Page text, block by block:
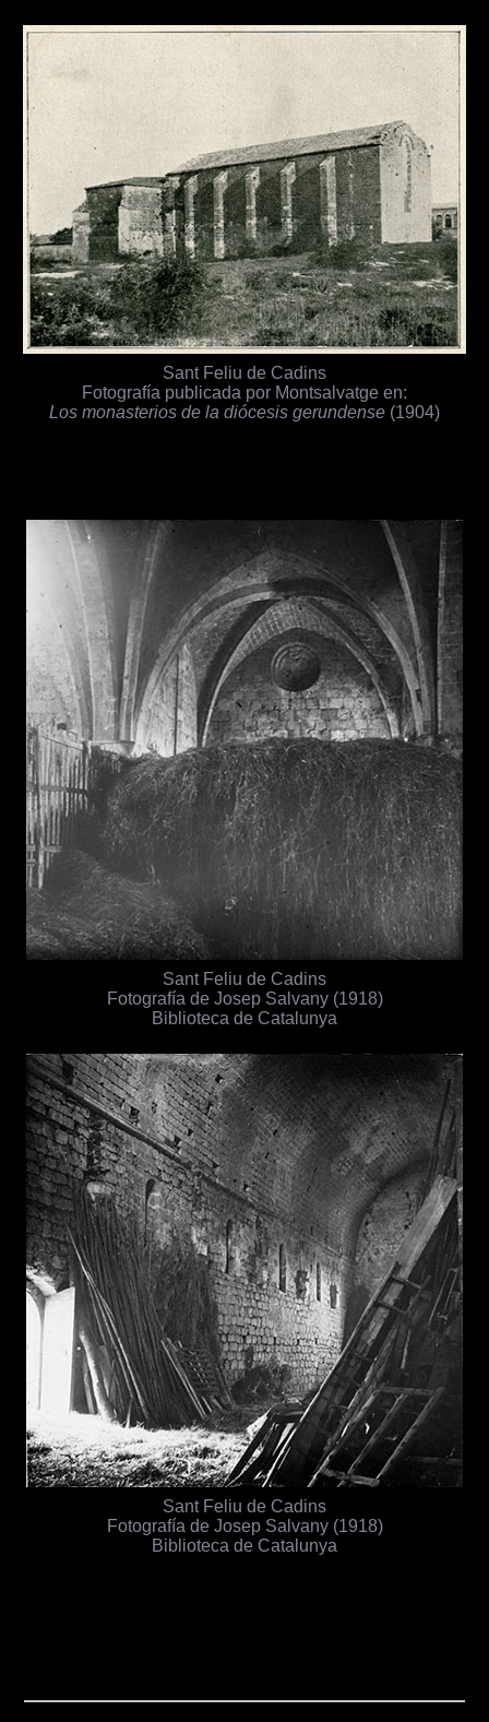
Sant Feliu de Cadins
Fotografía publicada por Montsalvatge en:
Los monasterios de la diócesis gerundense (1904)
Sant Feliu de Cadins
Fotografía de Josep Salvany (1918)
Biblioteca de Catalunya
Sant Feliu de Cadins
Fotografía de Josep Salvany (1918)
Biblioteca de Catalunya